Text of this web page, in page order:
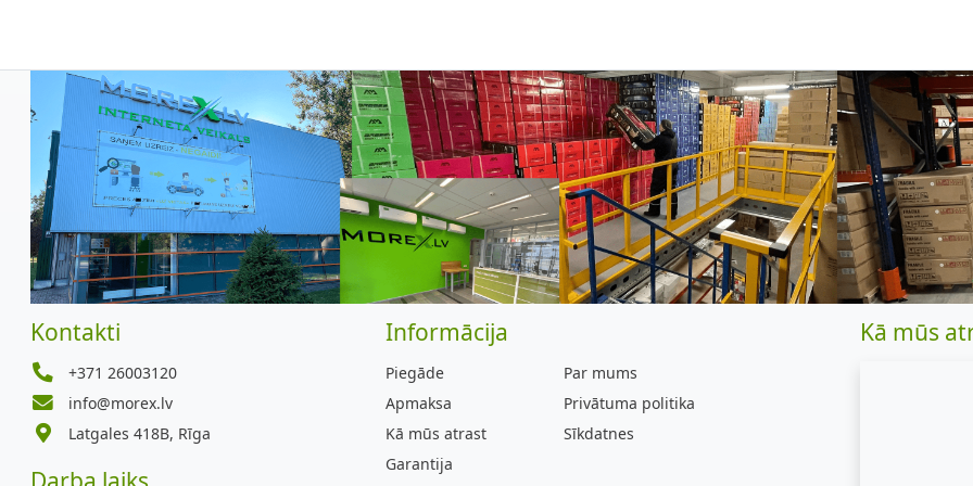
Kontakti
+371 26003120
info@morex.lv
Latgales 418B, Rīga
Informācija
Piegāde
Apmaksa
Kā mūs atrast
Garantija
Par mums
Privātuma politika
Sīkdatnes
Kā mūs